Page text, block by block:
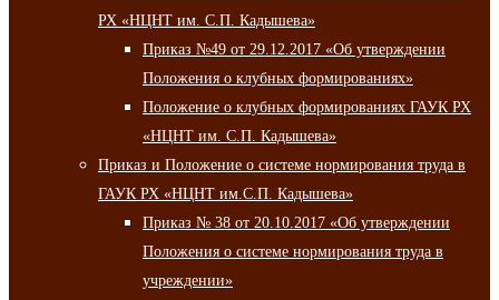
РХ «НЦНТ им. С.П. Кадышева»
Приказ №49 от 29.12.2017 «Об утверждении
Положения о клубных формированиях»
Положение о клубных формированиях ГАУК РХ
«НЦНТ им. С.П. Кадышева»
Приказ и Положение о системе нормирования труда в
ГАУК РХ «НЦНТ им.С.П. Кадышева»
Приказ № 38 от 20.10.2017 «Об утверждении
Положения о системе нормирования труда в
учреждении»